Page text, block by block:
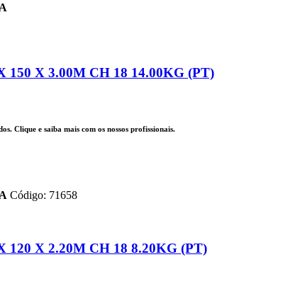
X 3.00M CH 18 14.00KG (PT)
Clique e saiba mais com os nossos profissionais.
Código: 71658
X 2.20M CH 18 8.20KG (PT)